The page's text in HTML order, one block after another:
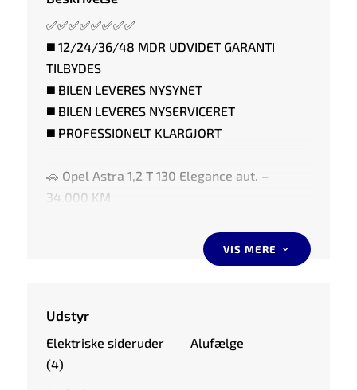
✅✅✅✅✅✅✅✅
◼️ 12/24/36/48 MDR UDVIDET GARANTI
TILBYDES
◼️ BILEN LEVERES NYSYNET
◼️ BILEN LEVERES NYSERVICERET
◼️ PROFESSIONELT KLARGJORT
🚗 Opel Astra 1,2 T 130 Elegance aut. –
34.000 KM
⭐️ AUTOMATGEAR
⭐️ 360° KAMERA
⭐️ ADAPTIV FARTPILOT
VIS MERE 3
Udstyr
Elektriske sideruder
(4)
Alufælge